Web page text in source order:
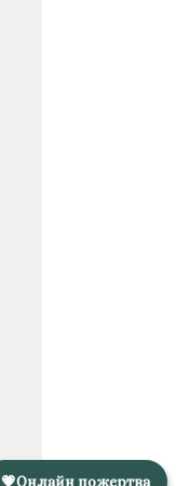
💗Онлайн пожертва